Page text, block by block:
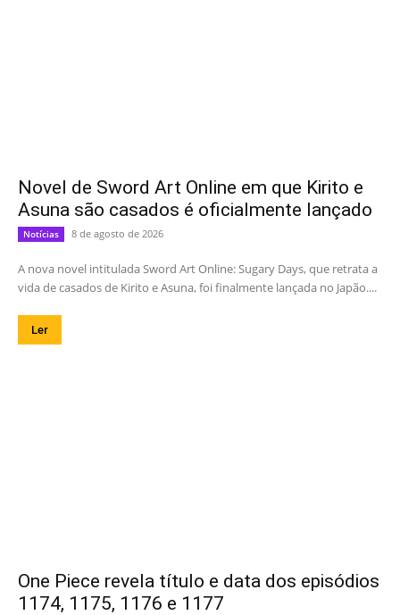
Novel de Sword Art Online em que Kirito e
Asuna são casados é oficialmente lançado
Notícias 8 de agosto de 2026
A nova novel intitulada Sword Art Online: Sugary Days, que retrata a
vida de casados de Kirito e Asuna, foi finalmente lançada no Japão....
Ler
One Piece revela título e data dos episódios
1174, 1175, 1176 e 1177